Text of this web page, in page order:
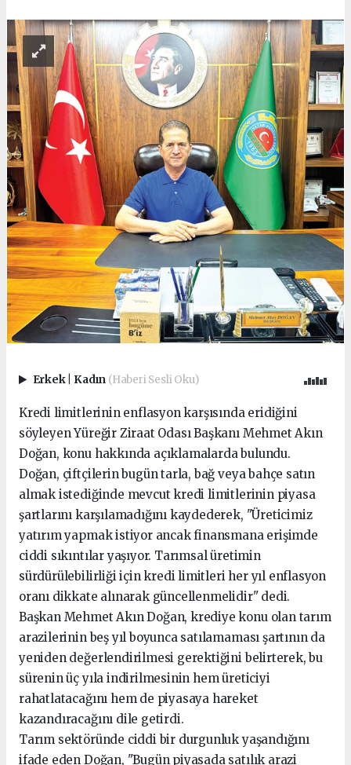
Erkek Kadın (Haberi Sesli Oku)
Kredi limitlerinin enflasyon karşısında eridiğini
söyleyen Yüreğir Ziraat Odası Başkanı Mehmet Akın
Doğan, konu hakkında açıklamalarda bulundu.
Doğan, çiftçilerin bugün tarla, bağ veya bahçe satın
almak istediğinde mevcut kredi limitlerinin piyasa
şartlarını karşılamadığını kaydederek, "Üreticimiz
yatırım yapmak istiyor ancak finansmana erişimde
ciddi sıkıntılar yaşıyor. Tarımsal üretimin
sürdürülebilirliği için kredi limitleri her yıl enflasyon
oranı dikkate alınarak güncellenmelidir" dedi.
Başkan Mehmet Akın Doğan, krediye konu olan tarım
arazilerinin beş yıl boyunca satılamaması şartının da
yeniden değerlendirilmesi gerektiğini belirterek, bu
sürenin üç yıla indirilmesinin hem üreticiyi
rahatlatacağını hem de piyasaya hareket
kazandıracağını dile getirdi.
Tarım sektöründe ciddi bir durgunluk yaşandığını
ifade eden Doğan, "Bugün piyasada satılık arazi